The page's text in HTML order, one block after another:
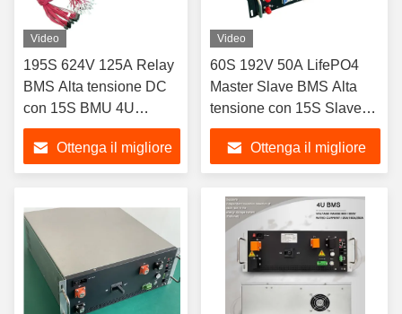
Video
195S 624V 125A Relay
BMS Alta tensione DC
con 15S BMU 4U
Standard 19 pollici
Ottenga il migliore
Video
60S 192V 50A LifePO4
Master Slave BMS Alta
tensione con 15S Slave
BMU
Ottenga il migliore